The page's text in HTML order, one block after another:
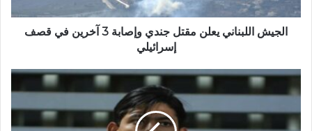
الجيش اللبناني يعلن مقتل جندي وإصابة 3 آخرين في قصف
إسرائيلي